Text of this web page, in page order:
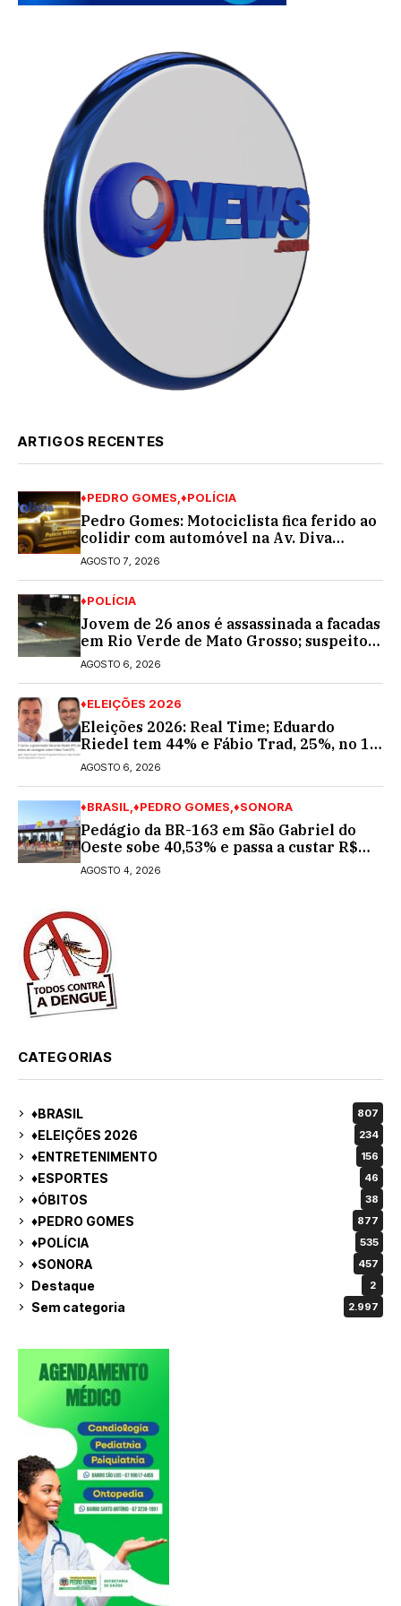
ARTIGOS RECENTES
♦PEDRO GOMES ♦POLÍCIA
Pedro Gomes: Motociclista fica ferido ao
colidir com automóvel na Av. Diva
Araújo; ele não tinha CNH
AGOSTO 7, 2026
♦POLÍCIA
Jovem de 26 anos é assassinada a facadas
em Rio Verde de Mato Grosso; suspeito é
procurado
AGOSTO 6, 2026
♦ELEIÇÕES 2026
Eleições 2026: Real Time; Eduardo
Riedel tem 44% e Fábio Trad, 25%, no 1º
turno para o governo do MS
AGOSTO 6, 2026
♦BRASIL ♦PEDRO GOMES ♦SONORA
Pedágio da BR-163 em São Gabriel do
Oeste sobe 40,53% e passa a custar R$
10,70 a partir desta quarta-feira
AGOSTO 4, 2026
CATEGORIAS
♦BRASIL 807
♦ELEIÇÕES 2026 234
♦ENTRETENIMENTO 156
♦ESPORTES 46
♦ÓBITOS 38
♦PEDRO GOMES 877
♦POLÍCIA 535
♦SONORA 457
Destaque 2
Sem categoria 2.997